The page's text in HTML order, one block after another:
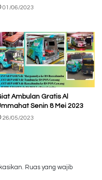
01/06/2023
Ambulan Gratis Al
Senin 8 Mei 2023
26/05/2023
Ruas yang wajib